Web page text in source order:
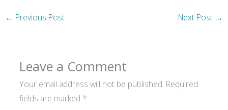
← Previous Post Next Post →
Leave a Comment
Your email address will not be published. Required
fields are marked *